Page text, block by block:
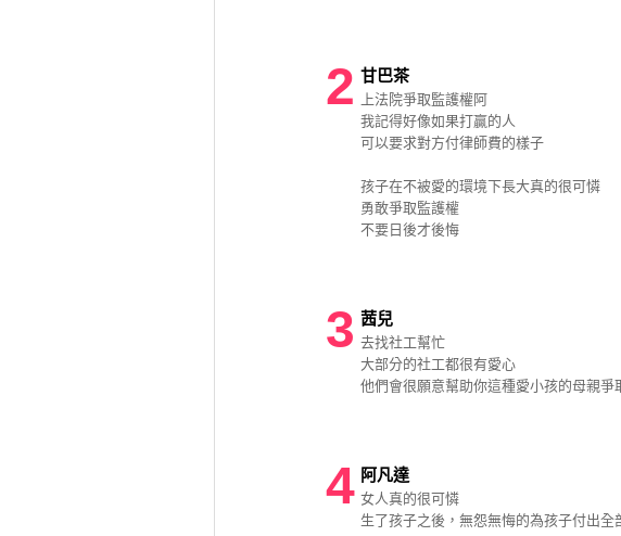
2 甘巴茶
上法院爭取監護權阿
我記得好像如果打贏的人
可以要求對方付律師費的樣子
孩子在不被愛的環境下長大真的很可憐
勇敢爭取監護權
不要日後才後悔
3 茜兒
去找社工幫忙
大部分的社工都很有愛心
他們會很願意幫助你這種愛小孩的母親爭
4 阿凡達
女人真的很可憐
生了孩子之後，無怨無悔的為孩子付出全